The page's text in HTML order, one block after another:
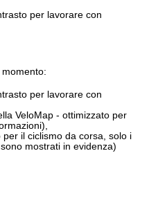
per lavorare con
per lavorare con
VeloMap - ottimizzato per
il ciclismo da corsa, solo i
mostrati in evidenza)